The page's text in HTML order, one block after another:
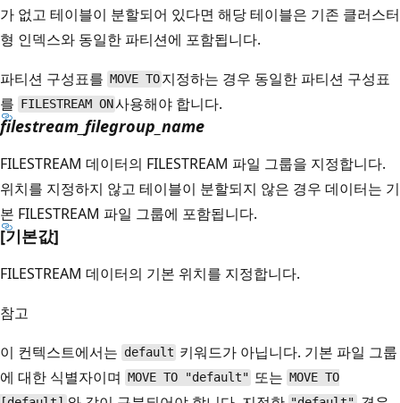
가 없고 테이블이 분할되어 있다면 해당 테이블은 기존 클러스터
형 인덱스와 동일한 파티션에 포함됩니다.
파티션 구성표를 MOVE TO 지정하는 경우 동일한 파티션 구성표
를 FILESTREAM ON사용해야 합니다.
filestream_filegroup_name
FILESTREAM 데이터의 FILESTREAM 파일 그룹을 지정합니다.
위치를 지정하지 않고 테이블이 분할되지 않은 경우 데이터는 기
본 FILESTREAM 파일 그룹에 포함됩니다.
[기본값]
FILESTREAM 데이터의 기본 위치를 지정합니다.
참고
이 컨텍스트에서는 default 키워드가 아닙니다. 기본 파일 그룹
에 대한 식별자이며 MOVE TO "default" 또는 MOVE TO